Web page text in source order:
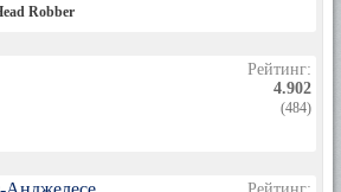
Robber
Рейтинг:
4.902
(484)